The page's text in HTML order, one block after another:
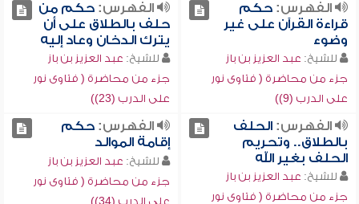
الفهرس:حكم
قراءة القرآن على غير
وضوء
للشيخ: عبد العزيز بن باز
جزء من محاضرة ( فتاوى نور
على الدرب (9))
الفهرس:حكم من
حلف بالطلاق على أن
يترك الدخان وعاد إليه
للشيخ: عبد العزيز بن باز
جزء من محاضرة ( فتاوى نور
على الدرب (23))
الفهرس:الحلف
بالطلاق.. وتحريم
الحلف بغير الله
للشيخ: عبد العزيز بن باز
جزء من محاضرة ( فتاوى نور
الفهرس:حكم
إقامة الموالد
للشيخ: عبد العزيز بن باز
جزء من محاضرة ( فتاوى نور
على الدرب (34))